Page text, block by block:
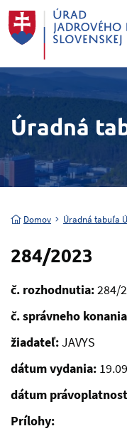
Úradná
Domov Úradná tabuľa
284/2023
č. rozhodnutia:284/
č. správneho
žiadateľ:JAVYS
dátum vydania:
dátum
Prílohy: